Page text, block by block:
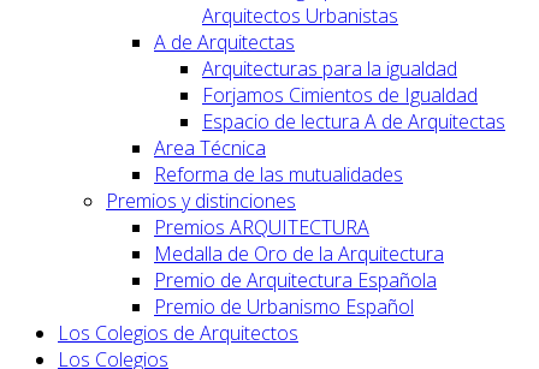
Arquitectos Urbanistas
A de Arquitectas
Arquitecturas para la igualdad
Forjamos Cimientos de Igualdad
Espacio de lectura A de Arquitectas
Area Técnica
Reforma de las mutualidades
Premios y distinciones
Premios ARQUITECTURA
Medalla de Oro de la Arquitectura
Premio de Arquitectura Española
Premio de Urbanismo Español
Los Colegios de Arquitectos
Los Colegios